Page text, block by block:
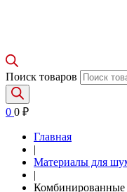
Поиск товаров
0 0 ₽
Главная
|
Материалы для
|